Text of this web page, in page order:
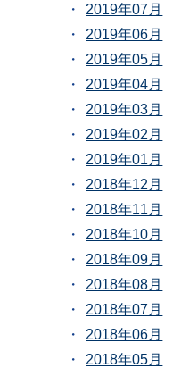
2019年07月
2019年06月
2019年05月
2019年04月
2019年03月
2019年02月
2019年01月
2018年12月
2018年11月
2018年10月
2018年09月
2018年08月
2018年07月
2018年06月
2018年05月